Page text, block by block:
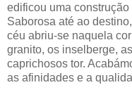
edificou uma
Saborosa até ao
céu abriu-se naquela
granito, os inselberge,
caprichosos tor.
as afinidades e a